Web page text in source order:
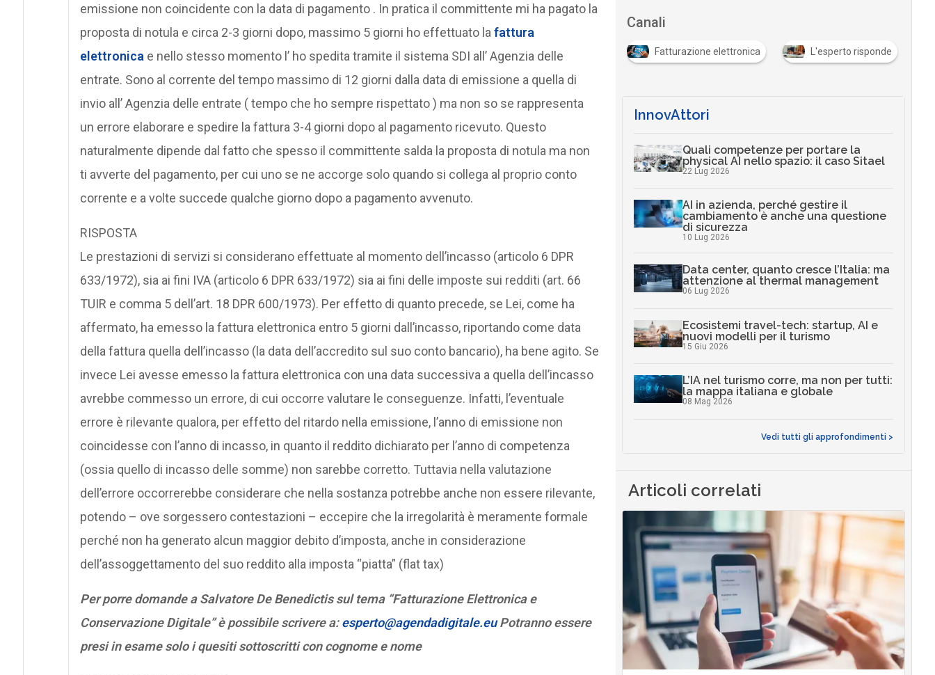
emissione non coincidente con la data di pagamento . In pratica il committente mi ha pagato la
proposta di notula e circa 2-3 giorni dopo, massimo 5 giorni ho effettuato la fattura
elettronica e nello stesso momento l’ ho spedita tramite il sistema SDI all’ Agenzia delle
entrate. Sono al corrente del tempo massimo di 12 giorni dalla data di emissione a quella di
invio all’ Agenzia delle entrate ( tempo che ho sempre rispettato ) ma non so se rappresenta
un errore elaborare e spedire la fattura 3-4 giorni dopo al pagamento ricevuto. Questo
naturalmente dipende dal fatto che spesso il committente salda la proposta di notula ma non
ti avverte del pagamento, per cui uno se ne accorge solo quando si collega al proprio conto
corrente e a volte succede qualche giorno dopo a pagamento avvenuto.
RISPOSTA
Le prestazioni di servizi si considerano effettuate al momento dell’incasso (articolo 6 DPR
633/1972), sia ai fini IVA (articolo 6 DPR 633/1972) sia ai fini delle imposte sui redditi (art. 66
TUIR e comma 5 dell’art. 18 DPR 600/1973). Per effetto di quanto precede, se Lei, come ha
affermato, ha emesso la fattura elettronica entro 5 giorni dall’incasso, riportando come data
della fattura quella dell’incasso (la data dell’accredito sul suo conto bancario), ha bene agito. Se
invece Lei avesse emesso la fattura elettronica con una data successiva a quella dell’incasso
avrebbe commesso un errore, di cui occorre valutare le conseguenze. Infatti, l’eventuale
errore è rilevante qualora, per effetto del ritardo nella emissione, l’anno di emissione non
coincidesse con l’anno di incasso, in quanto il reddito dichiarato per l’anno di competenza
(ossia quello di incasso delle somme) non sarebbe corretto. Tuttavia nella valutazione
dell’errore occorrerebbe considerare che nella sostanza potrebbe anche non essere rilevante,
potendo – ove sorgessero contestazioni – eccepire che la irregolarità è meramente formale
perché non ha generato alcun maggior debito d’imposta, anche in considerazione
dell’assoggettamento del suo reddito alla imposta “piatta” (flat tax)
Per porre domande a Salvatore De Benedictis sul tema “Fatturazione Elettronica e
Conservazione Digitale” è possibile scrivere a:esperto@agendadigitale.euPotranno essere
presi in esame solo i quesiti sottoscritti con cognome e nome
Canali
Documenti digitali Fatturazione elettronica L'esperto risponde
InnovAttori
Quali competenze per portare la
physical AI nello spazio: il caso Sitael
22 Lug 2026
AI in azienda, perché gestire il
cambiamento è anche una questione
di sicurezza
10 Lug 2026
Data center, quanto cresce l’Italia: ma
attenzione al thermal management
06 Lug 2026
Ecosistemi travel-tech: startup, AI e
nuovi modelli per il turismo
15 Giu 2026
L’IA nel turismo corre, ma non per tutti:
la mappa italiana e globale
08 Mag 2026
Vedi tutti gli approfondimenti >
Articoli correlati